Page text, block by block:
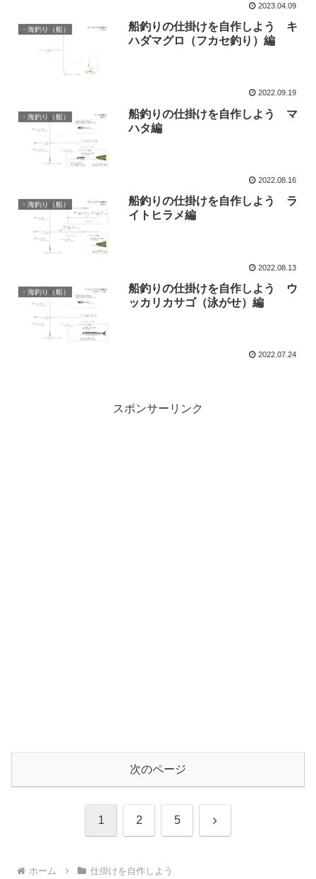
2023.04.09
・海釣り（船）
船釣りの仕掛けを自作しよう キ
ハダマグロ（フカセ釣り）編
2022.09.19
・海釣り（船）
船釣りの仕掛けを自作しよう マ
ハタ編
2022.08.16
・海釣り（船）
船釣りの仕掛けを自作しよう ラ
イトヒラメ編
2022.08.13
・海釣り（船）
船釣りの仕掛けを自作しよう ウ
ッカリカサゴ（泳がせ）編
2022.07.24
スポンサーリンク
次のページ
1 2 5 次
ホーム 仕掛けを自作しよう